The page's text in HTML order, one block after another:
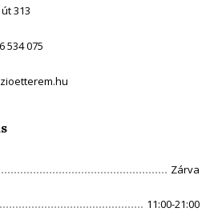
313
534 075
Zárva
11:00-21:00